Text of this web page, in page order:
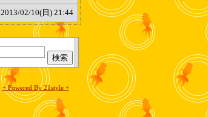
2013/02/10(日) 21:44
+ Powered By 21style +